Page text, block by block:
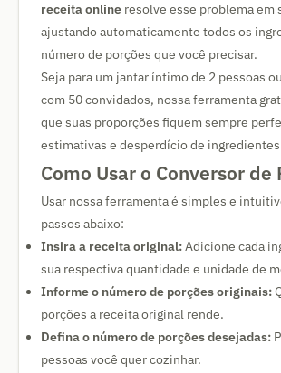
receita online resolve esse problema em
ajustando automaticamente todos os
número de porções que você precisar.
Seja para um jantar íntimo de 2 pessoas
com 50 convidados, nossa ferramenta
que suas proporções fiquem sempre
estimativas e desperdício de
Como Usar o Conversor de
Usar nossa ferramenta é simples e
passos abaixo:
Insira a receita original:Adicione cada
sua respectiva quantidade e unidade de
Informe o número de porções originais:
porções a receita original rende.
Defina o número de porções desejadas:
pessoas você quer cozinhar.